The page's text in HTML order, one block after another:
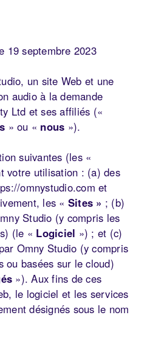
19 septembre 2023
un site Web et une
audio à la demande
Ltd et ses affiliés («
» ou « nous »).
suivantes (les «
votre utilisation : (a) des
omnystudio.com et
les « Sites » ; (b)
Studio (y compris les
(le « Logiciel ») ; et (c)
Omny Studio (y compris
ou basées sur le cloud)
»). Aux fins de ces
le logiciel et les services
désignés sous le nom